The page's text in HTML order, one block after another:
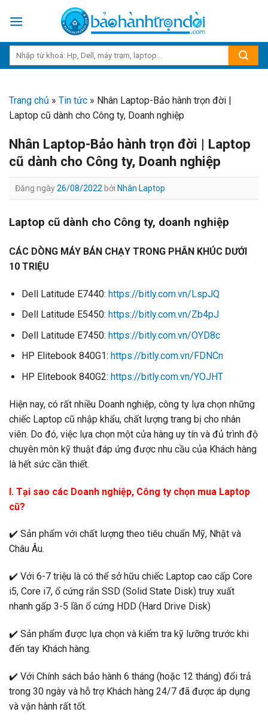
Trang chủ » Tin tức » Nhân Laptop-Bảo hành trọn đời |
Laptop cũ dành cho Công ty, Doanh nghiệp
Nhân Laptop-Bảo hành trọn đời | Laptop
cũ dành cho Công ty, Doanh nghiệp
Đăng ngày26/08/2022 bởi Nhân Laptop
Laptop cũ dành cho Công ty, doanh nghiệp
CÁC DÒNG MÁY BÁN CHẠY TRONG PHÂN KHÚC DƯỚI
10 TRIỆU
Dell Latitude E7440: https://bitly.com.vn/LspJQ
Dell Latitude E5450: https://bitly.com.vn/Zb4pJ
Dell Latitude E7450: https://bitly.com.vn/OYD8c
HP Elitebook 840G1: https://bitly.com.vn/FDNCn
HP Elitebook 840G2: https://bitly.com.vn/YOJHT
Hiện nay, có rất nhiều Doanh nghiệp, công ty lựa chọn những
chiếc Laptop cũ nhập khẩu, chất lượng trang bị cho nhân
viên. Do đó, việc lựa chọn một cửa hàng uy tín và đủ trình độ
chuyên môn kỹ thuật đáp ứng được nhu cầu của Khách hàng
là hết sức cần thiết.
I. Tại sao các Doanh nghiệp, Công ty chọn mua Laptop
cũ?
✔️ Sản phẩm với chất lượng theo tiêu chuẩn Mỹ, Nhật và
Châu Âu.
✔️ Với 6-7 triệu là có thể sở hữu chiếc Laptop cao cấp Core
i5, Core i7, ổ cứng rắn SSD (Solid State Disk) truy xuất
nhanh gấp 3-5 lần ổ cứng HDD (Hard Drive Disk)
✔️ Sản phẩm được lựa chọn và kiểm tra kỹ lưỡng trước khi
đến tay Khách hàng.
✔️ Với Chính sách bảo hành 6 tháng (hoặc 12 tháng) đổi trả
trong 30 ngày và hỗ trợ Khách hàng 24/7 đã được áp dụng
và vận hành rất tốt.